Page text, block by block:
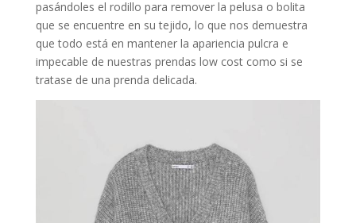
pasándoles el rodillo para remover la pelusa o bolita
que se encuentre en su tejido, lo que nos demuestra
que todo está en mantener la apariencia pulcra e
impecable de nuestras prendas low cost como si se
tratase de una prenda delicada.